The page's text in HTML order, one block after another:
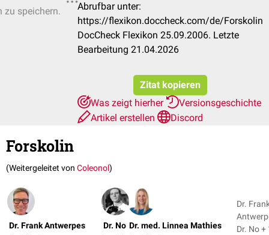
zu speichern.
Abrufbar unter:
https://flexikon.doccheck.com/de/Forskolin
DocCheck Flexikon 25.09.2006. Letzte
Bearbeitung 21.04.2026
Zitat kopieren
Was zeigt hierher
Versionsgeschichte
Artikel erstellen
Discord
Forskolin
(Weitergeleitet von Coleonol)
Dr. Frank Antwerpes Dr. No Dr. med. Linnea Mathies
Dr.
Dr.